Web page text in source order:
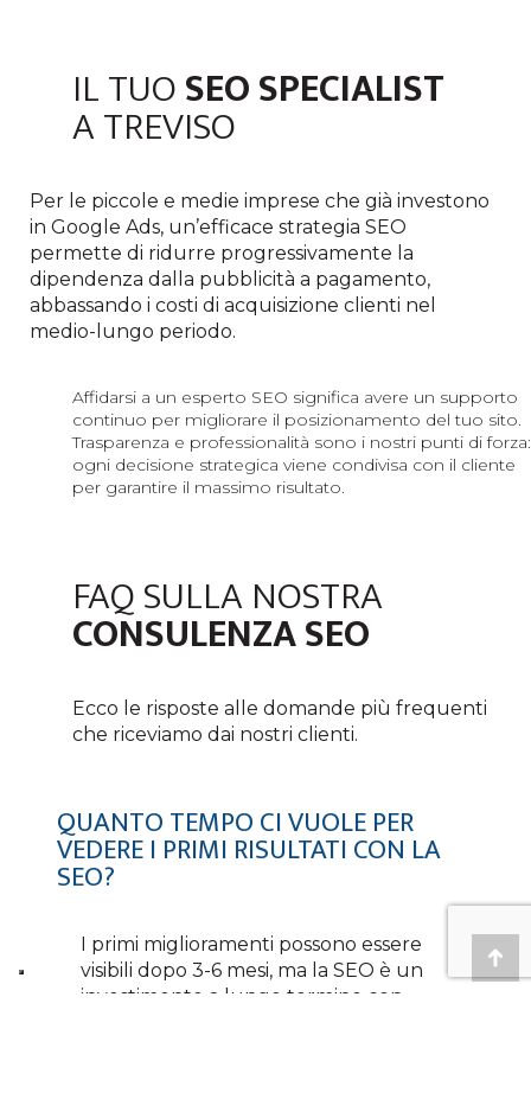
IL TUOSEO SPECIALIST
A TREVISO
Per le piccole e medie imprese che già investono
in Google Ads, un’efficace strategia SEO
permette di ridurre progressivamente la
dipendenza dalla pubblicità a pagamento,
abbassando i costi di acquisizione clienti nel
medio- lungo periodo.
Affidarsi a un esperto SEO significa avere un supporto
continuo per migliorare il posizionamento del tuo sito.
Trasparenza e professionalità sono i nostri punti di forza:
ogni decisione strategica viene condivisa con il cliente
per garantire il massimo risultato.
FAQ SULLA NOSTRA
CONSULENZA SEO
Ecco le risposte alle domande più frequenti
che riceviamo dai nostri clienti.
QUANTO TEMPO CI VUOLE PER
VEDERE I PRIMI RISULTATI CON LA
SEO?
I primi miglioramenti possono essere
visibili dopo 3-6 mesi, ma la SEO è un
investimento a lungo termine con